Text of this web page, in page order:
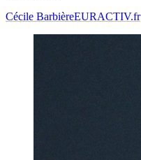
Cécile BarbièreEURACTIV.fr